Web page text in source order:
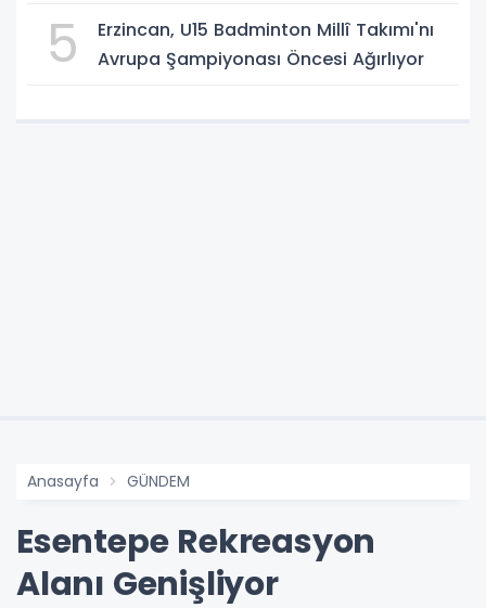
5
Erzincan, U15 Badminton Millî Takımı'nı
Avrupa Şampiyonası Öncesi Ağırlıyor
Anasayfa GÜNDEM
Esentepe Rekreasyon
Alanı Genişliyor